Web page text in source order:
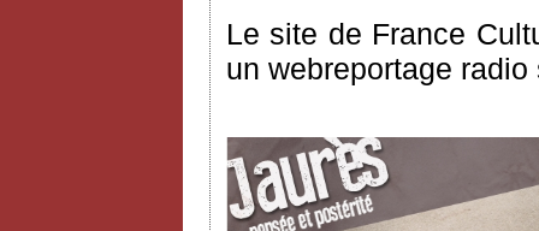
Le site de France
un webreportage